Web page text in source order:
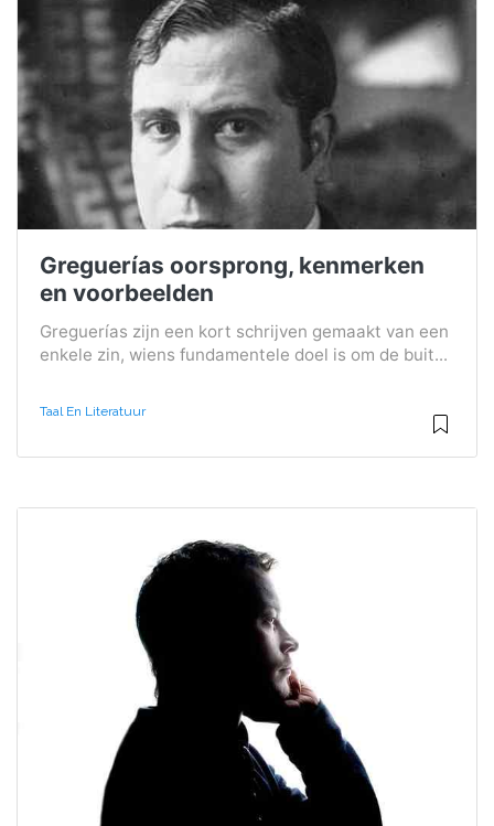
Greguerías oorsprong, kenmerken
en voorbeelden
Greguerías zijn een kort schrijven gemaakt van een
enkele zin, wiens fundamentele doel is om de buit...
Taal En Literatuur